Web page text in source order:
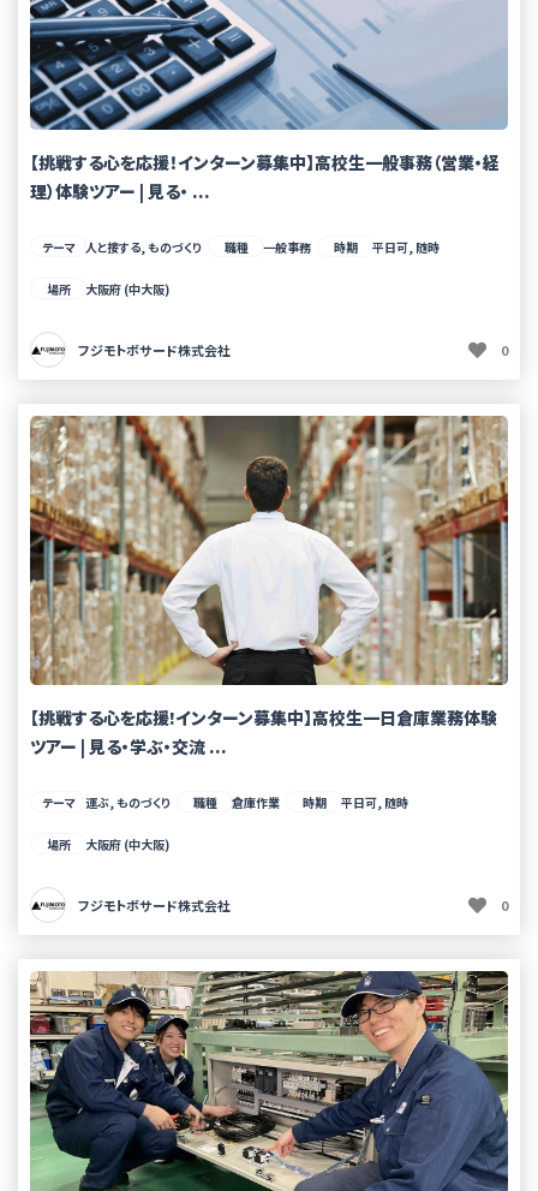
【挑戦する心を応援！インターン募集中】高校生一般事務（営業・経
理）体験ツアー | 見る・ ...
テーマ 人と接する, ものづくり 職種 一般事務 時期 平日可, 随時
場所 大阪府 (中大阪)
フジモトボサード株式会社 0
【挑戦する心を応援!インターン募集中】高校生一日倉庫業務体験
ツアー | 見る・学ぶ・交流 ...
テーマ 運ぶ, ものづくり 職種 倉庫作業 時期 平日可, 随時
場所 大阪府 (中大阪)
フジモトボサード株式会社 0